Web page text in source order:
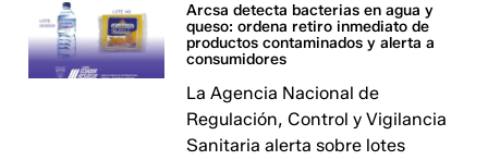
Arcsa detecta bacterias en agua y
queso: ordena retiro inmediato de
productos contaminados y alerta a
consumidores
La Agencia Nacional de
Regulación, Control y Vigilancia
Sanitaria alerta sobre lotes